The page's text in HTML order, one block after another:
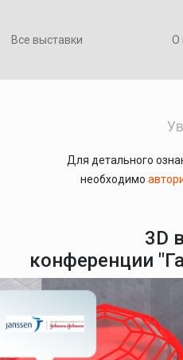
Все выставки О
Для детального
необходимо
3D
конференции